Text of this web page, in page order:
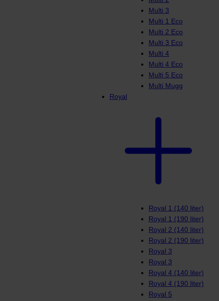
Multi 3
Multi 1 Eco
Multi 2 Eco
Multi 3 Eco
Multi 4
Multi 4 Eco
Multi 5 Eco
Multi Mugg
Royal
Royal 1 (140 liter)
Royal 1 (190 liter)
Royal 2 (140 liter)
Royal 2 (190 liter)
Royal 3
Royal 3
Royal 4 (140 liter)
Royal 4 (190 liter)
Royal 5